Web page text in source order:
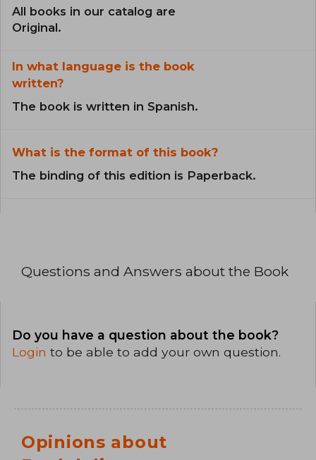
All books in our catalog are
Original.
In what language is the book
written?
The book is written in Spanish.
What is the format of this book?
The binding of this edition is Paperback.
Questions and Answers about the Book
Do you have a question about the book?
Login to be able to add your own question.
Opinions about